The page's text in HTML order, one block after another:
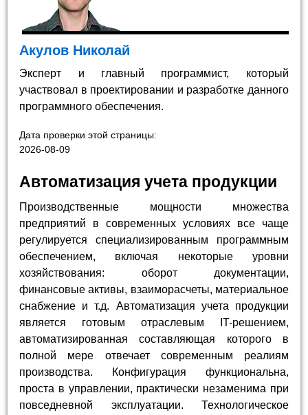
Акулов Николай
Эксперт и главный программист, который
участвовал в проектировании и разработке данного
программного обеспечения.
Дата проверки этой страницы:
2026-08-09
Автоматизация учета продукции
Производственные мощности множества
предприятий в современных условиях все чаще
регулируется специализированным программным
обеспечением, включая некоторые уровни
хозяйствования: оборот документации,
финансовые активы, взаиморасчеты, материальное
снабжение и т.д. Автоматизация учета продукции
является готовым отраслевым IT-решением,
автоматизированная составляющая которого в
полной мере отвечает современным реалиям
производства. Конфигурация функциональна,
проста в управлении, практически незаменима при
повседневной эксплуатации. Технологическое